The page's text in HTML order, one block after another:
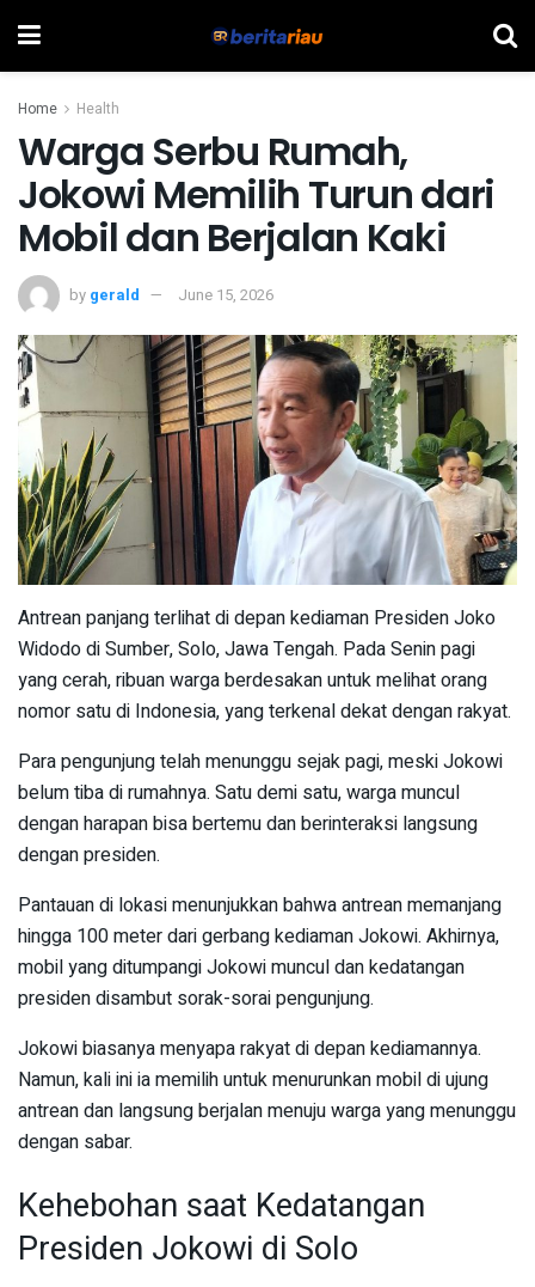
Home Health
Warga Serbu Rumah,
Jokowi Memilih Turun dari
Mobil dan Berjalan Kaki
by gerald June 15, 2026
Antrean panjang terlihat di depan kediaman Presiden Joko
Widodo di Sumber, Solo, Jawa Tengah. Pada Senin pagi
yang cerah, ribuan warga berdesakan untuk melihat orang
nomor satu di Indonesia, yang terkenal dekat dengan rakyat.
Para pengunjung telah menunggu sejak pagi, meski Jokowi
belum tiba di rumahnya. Satu demi satu, warga muncul
dengan harapan bisa bertemu dan berinteraksi langsung
dengan presiden.
Pantauan di lokasi menunjukkan bahwa antrean memanjang
hingga 100 meter dari gerbang kediaman Jokowi. Akhirnya,
mobil yang ditumpangi Jokowi muncul dan kedatangan
presiden disambut sorak-sorai pengunjung.
Jokowi biasanya menyapa rakyat di depan kediamannya.
Namun, kali ini ia memilih untuk menurunkan mobil di ujung
antrean dan langsung berjalan menuju warga yang menunggu
dengan sabar.
Kehebohan saat Kedatangan
Presiden Jokowi di Solo